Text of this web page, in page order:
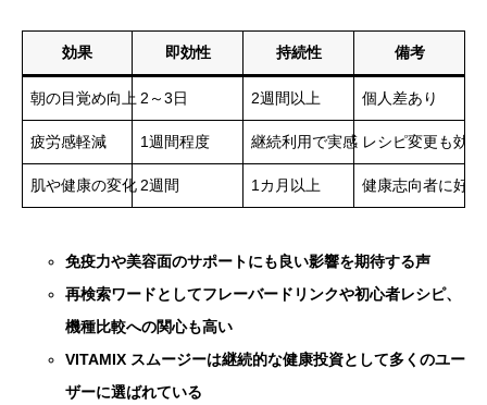
効果 即効性 持続性 備考
朝の目覚め向上 2～3日 2週間以上 個人差あり
疲労感軽減 1週間程度 継続利用で実感 レシピ変更も効果
肌や健康の変化 2週間 1カ月以上 健康志向者に好評
免疫力や美容面のサポートにも良い影響を期待する声
再検索ワードとしてフレーバードリンクや初心者レシピ、
機種比較への関心も高い
VITAMIX スムージーは継続的な健康投資として多くのユー
ザーに選ばれている